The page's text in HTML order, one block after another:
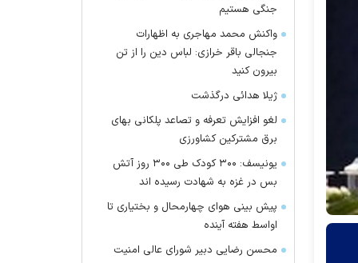
جنگی هستیم
واکنش محمد مهاجری به اظهارات
جنجالی باقر خرازی: لباس دین را از تن
بیرون کنید
ژیلا هدائی درگذشت
لغو افزایش تعرفه و تصاعد پلکانی بهای
برق مشترکین کشاورزی
یونیسف: ۳۰۰ کودک طی ۳۰۰ روز آتش
بس در غزه به شهادت رسیده اند
پیش بینی هوای چهارمحال و بختیاری تا
اواسط هفته آینده
محسن رضایی دبیر شورای عالی امنیت